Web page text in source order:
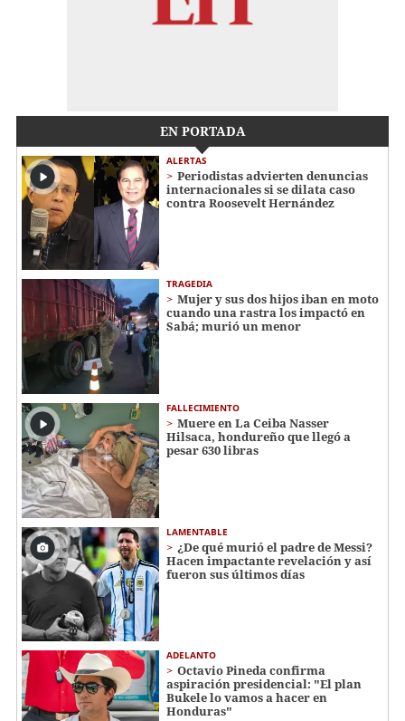
EN PORTADA
ALERTAS
Periodistas advierten denuncias
internacionales si se dilata caso
contra Roosevelt Hernández
TRAGEDIA
Mujer y sus dos hijos iban en moto
cuando una rastra los impactó en
Sabá; murió un menor
FALLECIMIENTO
Muere en La Ceiba Nasser
Hilsaca, hondureño que llegó a
pesar 630 libras
LAMENTABLE
¿De qué murió el padre de Messi?
Hacen impactante revelación y así
fueron sus últimos días
ADELANTO
Octavio Pineda confirma
aspiración presidencial: "El plan
Bukele lo vamos a hacer en
Honduras"